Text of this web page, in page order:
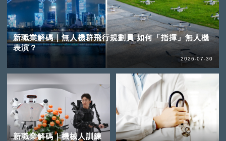
新職業解碼｜無人機群飛行規劃員 如何「指揮」無人機
表演？
2026-07-30
新職業解碼｜機械人訓練